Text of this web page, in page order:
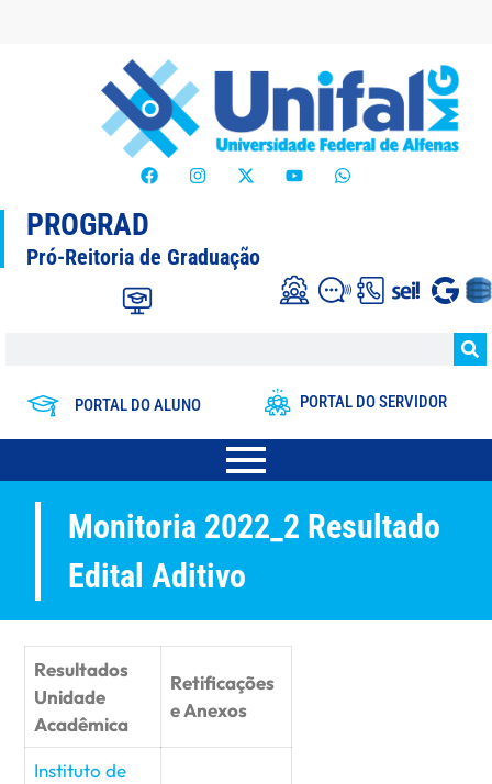
PROGRAD
Pró-Reitoria de Graduação
PORTAL DO ALUNO PORTAL DO SERVIDOR
Monitoria 2022_2 Resultado
Edital Aditivo
Resultados
Unidade
Acadêmica
Retificações
e Anexos
Instituto de